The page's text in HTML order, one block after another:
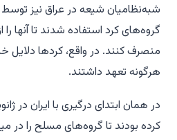
شبه‌نظامیان شیعه در عراق نیز توسط
گروه‌های کرد استفاده شدند تا آنها
منصرف کنند. در واقع، کردها دلایل
هرگونه تعهد داشتند.
در همان ابتدای درگیری با ایران در
کرده بودند تا گروه‌های مسلح را در